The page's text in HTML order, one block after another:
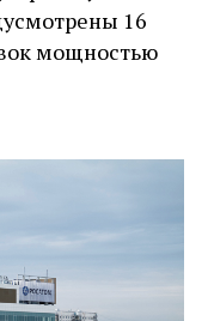
16
мощностью